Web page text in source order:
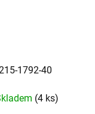
1792-40
(4 ks)